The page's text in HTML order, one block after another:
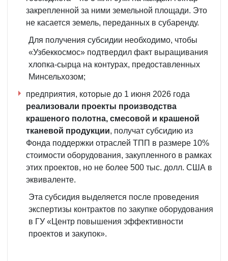
закрепленной за ними земельной площади. Это
не касается земель, переданных в субаренду.
Для получения субсидии необходимо, чтобы
«Узбеккосмос» подтвердил факт выращивания
хлопка-сырца на контурах, предоставленных
Минсельхозом;
предприятия, которые до 1 июня 2026 года
реализовали проекты производства
крашеного полотна, смесовой и крашеной
тканевой продукции, получат субсидию из
Фонда поддержки отраслей ТПП в размере 10%
стоимости оборудования, закупленного в рамках
этих проектов, но не более 500 тыс. долл. США в
эквиваленте.
Эта субсидия выделяется после проведения
экспертизы контрактов по закупке оборудования
в ГУ «Центр повышения эффективности
проектов и закупок».